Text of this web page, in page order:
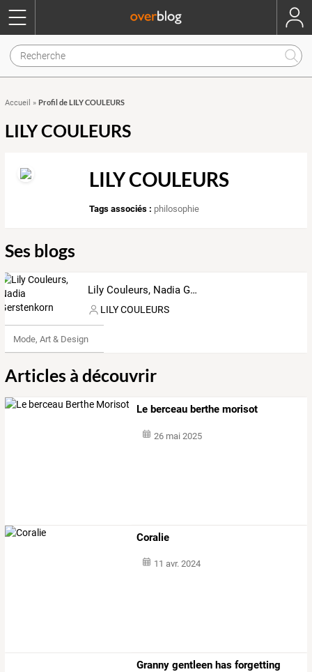
Accueil » Profil de LILY COULEURS
LILY COULEURS
LILY COULEURS
Tags associés : philosophie
Ses blogs
Lily Couleurs, Nadia Gerstenkorn
LILY COULEURS
Mode, Art & Design
Articles à découvrir
Le berceau berthe morisot
26 mai 2025
Coralie
11 avr. 2024
Granny gentleen has forgetting